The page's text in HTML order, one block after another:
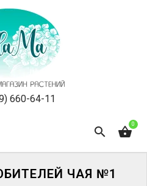
660-64-11
0
ЧАЯ №1